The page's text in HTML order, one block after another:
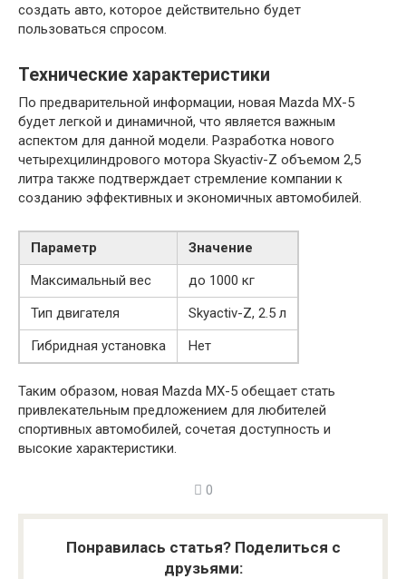
создать авто, которое действительно будет
пользоваться спросом.
Технические характеристики
По предварительной информации, новая Mazda MX-5
будет легкой и динамичной, что является важным
аспектом для данной модели. Разработка нового
четырехцилиндрового мотора Skyactiv-Z объемом 2,5
литра также подтверждает стремление компании к
созданию эффективных и экономичных автомобилей.
Параметр
Значение
Максимальный вес
до 1000 кг
Тип двигателя
Skyactiv-Z, 2.5 л
Гибридная установка
Нет
Таким образом, новая Mazda MX-5 обещает стать
привлекательным предложением для любителей
спортивных автомобилей, сочетая доступность и
высокие характеристики.
0
Понравилась статья? Поделиться с
друзьями: